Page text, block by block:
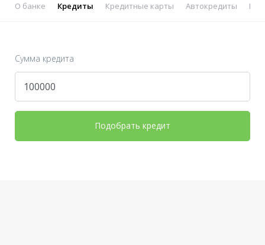
О банке Кредиты Кредитные карты Автокредиты
Сумма кредита
Подобрать кредит